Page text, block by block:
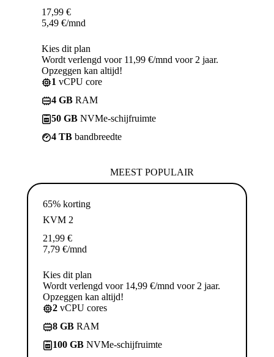
17,99 €
5,49 €/mnd
Kies dit plan
Wordt verlengd voor 11,99 €/mnd voor 2 jaar.
Opzeggen kan altijd!
1 vCPU core
4 GB RAM
50 GB NVMe-schijfruimte
4 TB bandbreedte
MEEST POPULAIR
65% korting
KVM 2
21,99 €
7,79 €/mnd
Kies dit plan
Wordt verlengd voor 14,99 €/mnd voor 2 jaar.
Opzeggen kan altijd!
2 vCPU cores
8 GB RAM
100 GB NVMe-schijfruimte